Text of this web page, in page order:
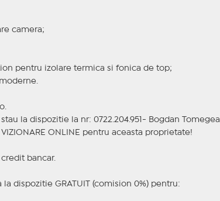
camera;
pentru izolare termica si fonica de top;
la dispozitie la nr: 0722.204.951- Bogdan Tomegea
ONLINE pentru aceasta proprietate!
bancar.
dispozitie GRATUIT (comision 0%) pentru: